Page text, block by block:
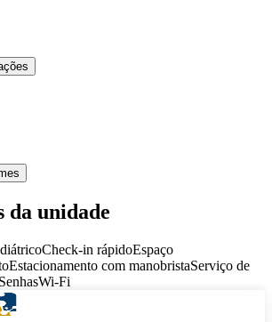
da unidade
Check-in rápidoEspaço
Estacionamento com manobristaServiço de
Wi-Fi